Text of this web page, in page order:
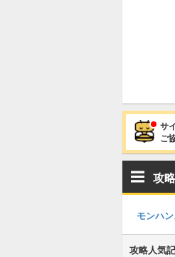
サ
ご
攻
モンハ
攻略人気